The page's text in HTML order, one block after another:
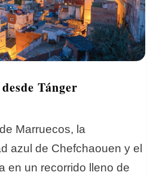
Tánger
Marruecos, la
azul de Chefchaouen y el
en un recorrido lleno de